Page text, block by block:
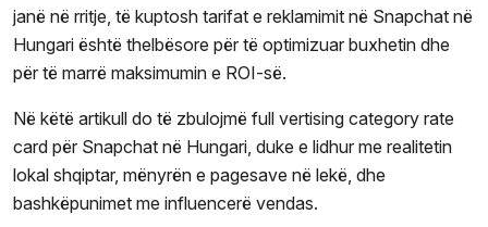
janë në rritje, të kuptosh tarifat e reklamimit në Snapchat në
Hungari është thelbësore për të optimizuar buxhetin dhe
për të marrë maksimumin e ROI-së.
Në këtë artikull do të zbulojmë full vertising category rate
card për Snapchat në Hungari, duke e lidhur me realitetin
lokal shqiptar, mënyrën e pagesave në lekë, dhe
bashkëpunimet me influencerë vendas.